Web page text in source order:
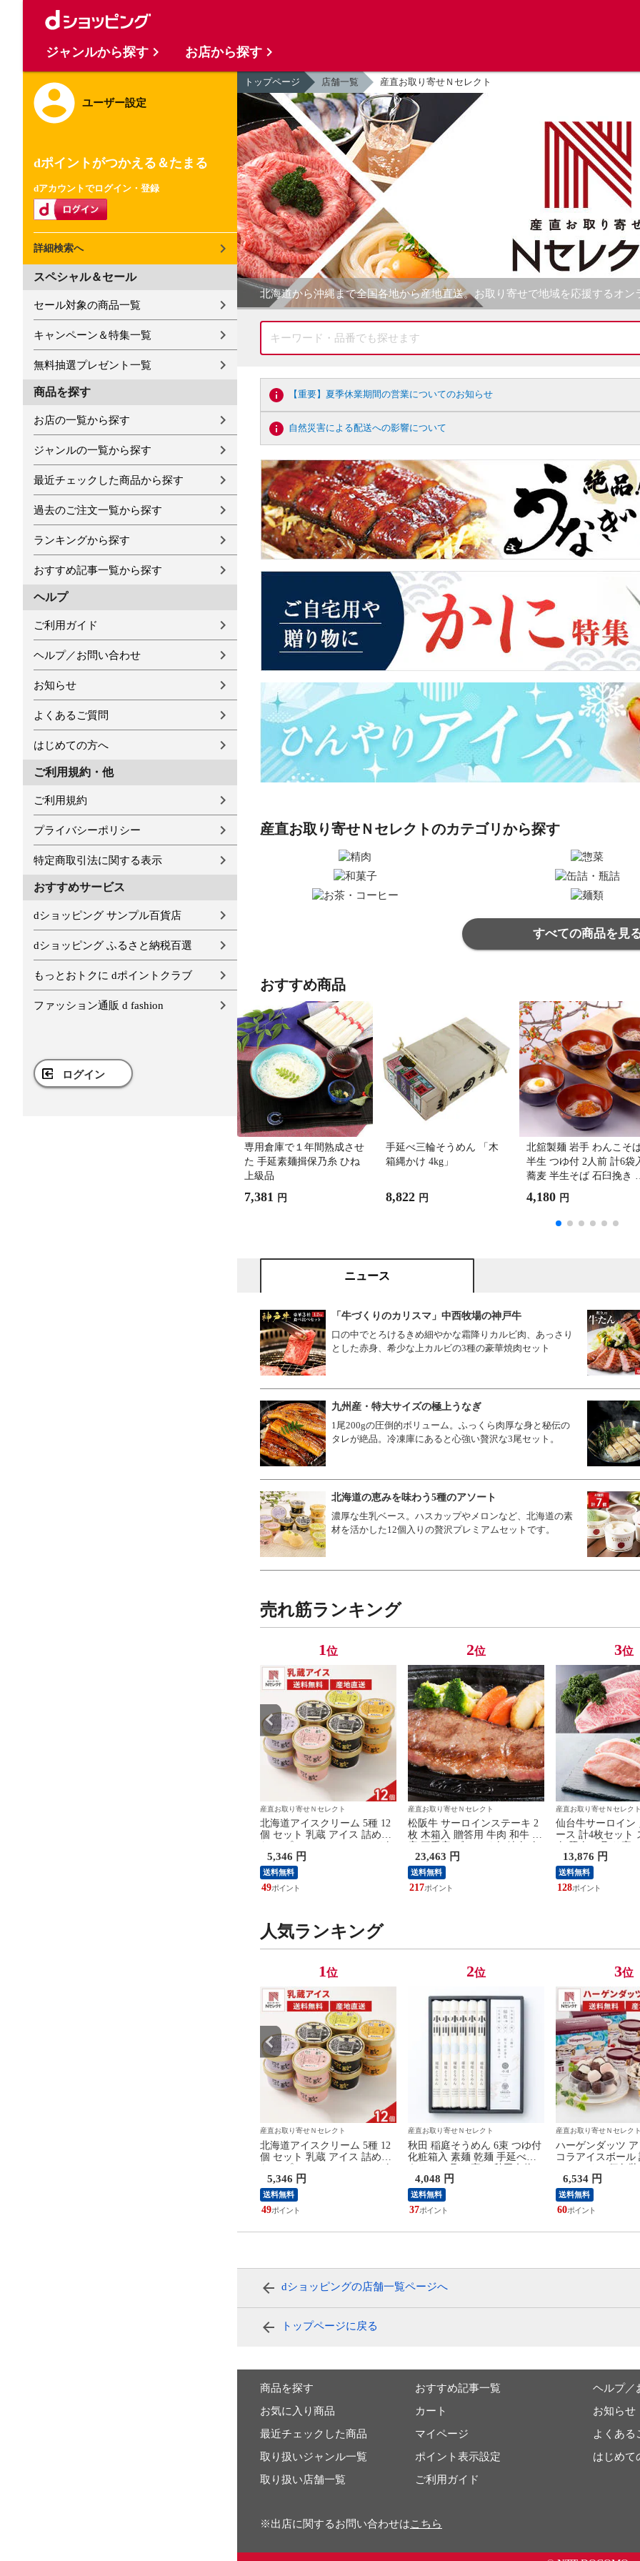
ユーザー設定
dポイントがつかえる＆たまる
dアカウントでログイン・登録
詳細検索へ
スペシャル＆セール
セール対象の商品一覧
キャンペーン＆特集一覧
無料抽選プレゼント一覧
商品を探す
お店の一覧から探す
ジャンルの一覧から探す
最近チェックした商品から探す
過去のご注文一覧から探す
ランキングから探す
おすすめ記事一覧から探す
ヘルプ
ご利用ガイド
ヘルプ／お問い合わせ
お知らせ
よくあるご質問
はじめての方へ
ご利用規約・他
ご利用規約
プライバシーポリシー
特定商取引法に関する表示
おすすめサービス
dショッピング サンプル百貨店
dショッピング ふるさと納税百選
もっとおトクに dポイントクラブ
ファッション通販 d fashion
ログイン
トップページ 店舗一覧 産直お取り寄せＮセレクト
北海道から沖縄まで全国各地から産地直送。お取り寄せで地域を応援するオン
【重要】夏季休業期間の営業についてのお知らせ
自然災害による配送への影響について
産直お取り寄せＮセレクトのカテゴリから探す
すべての商品を見
おすすめ商品
専用倉庫で１年間熟成させ
た 手延素麺揖保乃糸 ひね
上級品
7,381 円
手延べ三輪そうめん 「木
箱縄かけ 4kg」
8,822 円
北舘製麺 岩手 わんこそ
半生 つゆ付 2人前 計6袋
蕎麦 半生そば 石臼挽き
4,180 円
ニュース
「牛づくりのカリスマ」中西牧場の神戸牛
口の中でとろけるきめ細やかな霜降りカルビ肉、あっさり
とした赤身、希少な上カルビの3種の豪華焼肉セット
九州産・特大サイズの極上うなぎ
1尾200gの圧倒的ボリューム。ふっくら肉厚な身と秘伝の
タレが絶品。冷凍庫にあると心強い贅沢な3尾セット。
北海道の恵みを味わう5種のアソート
濃厚な生乳ベース。ハスカップやメロンなど、北海道の素
材を活かした12個入りの贅沢プレミアムセットです。
売れ筋ランキング
1位
産直お取り寄せＮセレクト
北海道アイスクリーム 5種 12
個 セット 乳蔵 アイス 詰め合
ート スイーツ 洋菓子
5,346 円
送料無料
49
2位
産直お取り寄せＮセレクト
松阪牛 サーロインステーキ 2
枚 木箱入 贈答用 牛肉 和牛 国
冷凍 牛サーロイン サーロイン
ビーフ ステーキ ステーキ用
サーロインステーキ 高級 ごち
そう 贅沢 三重 松阪まるよし
23,463 円
送料無料
217
3位
産直お取り寄せＮセレク
仙台牛サーロイン
ース 計4枚セット
肉 冷凍 和牛 国産
ステーキ 宮城県
ーキ
13,876 円
送料無料
128
人気ランキング
1位
産直お取り寄せＮセレクト
北海道アイスクリーム 5種 12
個 セット 乳蔵 アイス 詰め合
ート スイーツ 洋菓子
5,346 円
送料無料
49
2位
産直お取り寄せＮセレクト
秋田 稲庭そうめん 6束 つゆ付
化粧箱入 素麺 乾麺 手延べそ
いなにわそうめん 乾めん 手の
べそうめん 無添加 油不使用
【沖縄県・離島 配送不可】
4,048 円
送料無料
37
3位
産直お取り寄せＮセレク
ハーゲンダッツ
コラアイスボール
ス アイスクリー
離島 配送不可】
6,534 円
送料無料
60
dショッピングの店舗一覧ページへ
トップページに戻る
商品を探す
お気に入り商品
最近チェックした商品
取り扱いジャンル一覧
取り扱い店舗一覧
おすすめ記事一覧
カート
マイページ
ポイント表示設定
ご利用ガイド
ヘルプ／
お知らせ
よくある
はじめて
※出店に関するお問い合わせはこちら
ジャンルから探す お店から探す